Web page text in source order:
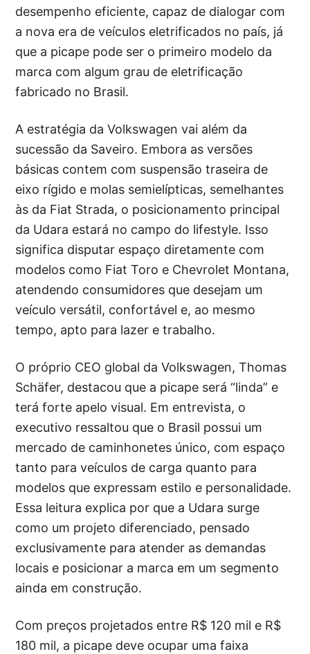
desempenho eficiente, capaz de dialogar com
a nova era de veículos eletrificados no país, já
que a picape pode ser o primeiro modelo da
marca com algum grau de eletrificação
fabricado no Brasil.
A estratégia da Volkswagen vai além da
sucessão da Saveiro. Embora as versões
básicas contem com suspensão traseira de
eixo rígido e molas semielípticas, semelhantes
às da Fiat Strada, o posicionamento principal
da Udara estará no campo do lifestyle. Isso
significa disputar espaço diretamente com
modelos como Fiat Toro e Chevrolet Montana,
atendendo consumidores que desejam um
veículo versátil, confortável e, ao mesmo
tempo, apto para lazer e trabalho.
O próprio CEO global da Volkswagen, Thomas
Schäfer, destacou que a picape será “linda” e
terá forte apelo visual. Em entrevista, o
executivo ressaltou que o Brasil possui um
mercado de caminhonetes único, com espaço
tanto para veículos de carga quanto para
modelos que expressam estilo e personalidade.
Essa leitura explica por que a Udara surge
como um projeto diferenciado, pensado
exclusivamente para atender as demandas
locais e posicionar a marca em um segmento
ainda em construção.
Com preços projetados entre R$ 120 mil e R$
180 mil, a picape deve ocupar uma faixa